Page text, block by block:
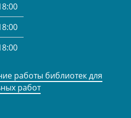
работы библиотек для
работ